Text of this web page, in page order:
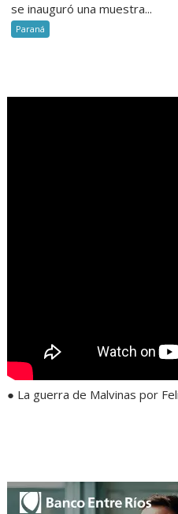
se inauguró una muestra...
Paraná
● La guerra de Malvinas por